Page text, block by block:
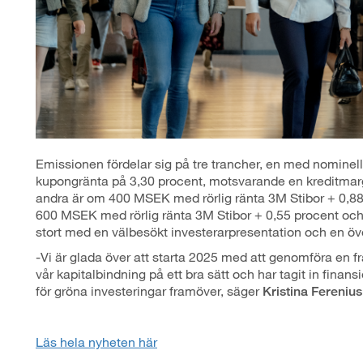
Emissionen fördelar sig på tre trancher, en med
kupongränta på 3,30 procent, motsvarande en
andra är om 400 MSEK med rörlig ränta 3M Stibor +
600 MSEK med rörlig ränta 3M Stibor + 0,55 procent
stort med en välbesökt investerarpresentation och en
-Vi är glada över att starta 2025 med att genomföra en
vår kapitalbindning på ett bra sätt och har tagit in
för gröna investeringar framöver, säger Kristina Ferenius
Läs hela nyheten här